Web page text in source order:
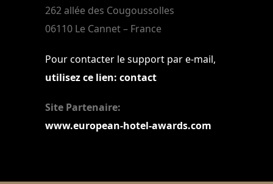
262 allée des Cougoussolles
06110 Le Cannet – France
Pour contacter le support par e-mail,
utilisez ce lien: contact
Site Partenaire:
www.european-hotel-awards.com